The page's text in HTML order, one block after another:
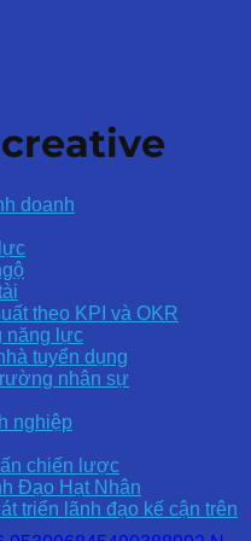
doanh
theo KPI và OKR
năng lực
tuyển dụng
nhân sự
nghiệp
chiến lược
Đạo Hạt Nhân
triển lãnh đạo kế cận trên
creative